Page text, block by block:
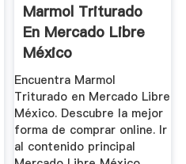
Marmol Triturado
En Mercado Libre
México
Encuentra Marmol
Triturado en Mercado Libre
México. Descubre la mejor
forma de comprar online. Ir
al contenido principal